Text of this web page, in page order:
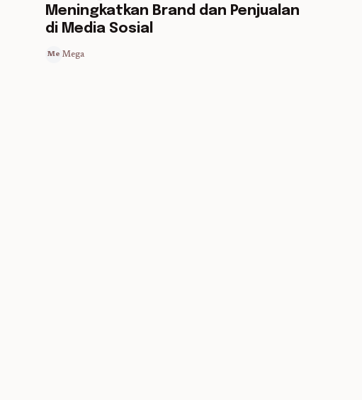
Meningkatkan Brand dan Penjualan
di Media Sosial
Me Mega